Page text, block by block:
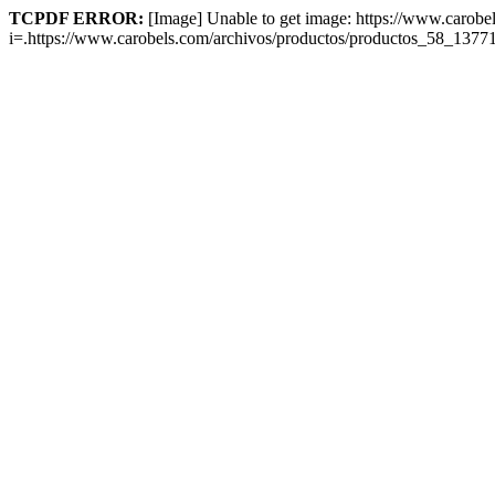
TCPDF ERROR: [Image] Unable to get image: https://
i=.https://www.carobels.com/archivos/productos/